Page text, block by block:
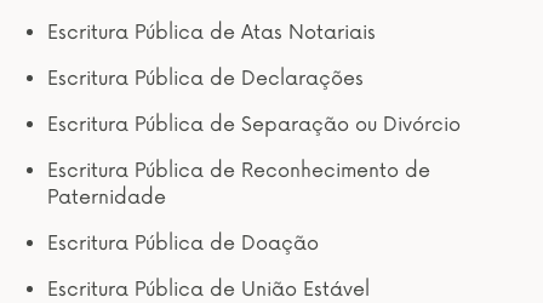
Escritura Pública de Atas Notariais
Escritura Pública de Declarações
Escritura Pública de Separação ou Divórcio
Escritura Pública de Reconhecimento de
Paternidade
Escritura Pública de Doação
Escritura Pública de União Estável